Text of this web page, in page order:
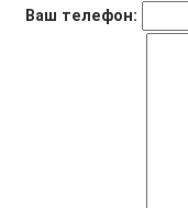
Ваш телефон: